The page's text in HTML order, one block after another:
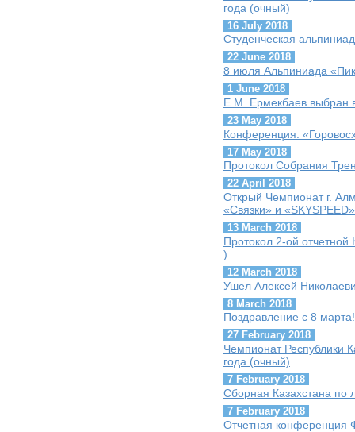
года (очный)
16 July 2018
Студенческая
22 June 2018
8 июля Альпиниада
1 June 2018
Е.М. Ермекбаев выбран
23 May 2018
Конференция:
17 May 2018
Протокол Собрания
22 April 2018
Открый Чемпионат г.
«Связки» и «SKYSPEED»
13 March 2018
Протокол 2-ой
)
12 March 2018
Ушел Алексей
8 March 2018
Поздравление с 8 марта!
27 February 2018
Чемпионат Республики
года (очный)
7 February 2018
Сборная Казахстана по
7 February 2018
Отчетная